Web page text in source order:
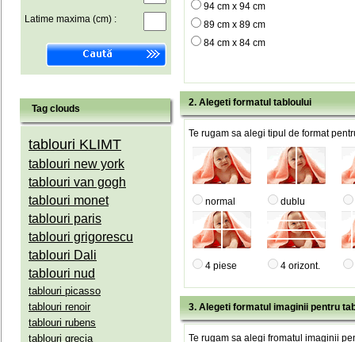
Latime maxima (cm) :
Tag clouds
tablouri KLIMT
tablouri new york
tablouri van gogh
tablouri monet
tablouri paris
tablouri grigorescu
tablouri Dali
tablouri nud
tablouri picasso
tablouri renoir
tablouri rubens
tablouri grecia
94 cm x 94 cm
89 cm x 89 cm
84 cm x 84 cm
2. Alegeti formatul tabloului
Te rugam sa alegi tipul de format
normal dublu
4 piese 4 orizont.
3. Alegeti formatul imaginii pentru
Te rugam sa alegi fromatul imaginii